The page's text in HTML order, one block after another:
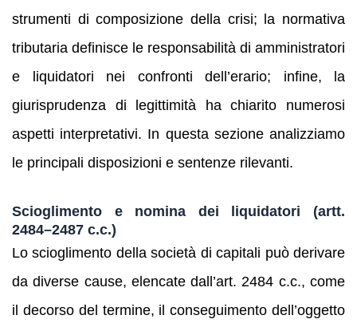
strumenti di composizione della crisi; la normativa
tributaria definisce le responsabilità di amministratori
e liquidatori nei confronti dell’erario; infine, la
giurisprudenza di legittimità ha chiarito numerosi
aspetti interpretativi. In questa sezione analizziamo
le principali disposizioni e sentenze rilevanti.
Scioglimento e nomina dei liquidatori (artt.
2484–2487 c.c.)
Lo scioglimento della società di capitali può derivare
da diverse cause, elencate dall’art. 2484 c.c., come
il decorso del termine, il conseguimento dell’oggetto